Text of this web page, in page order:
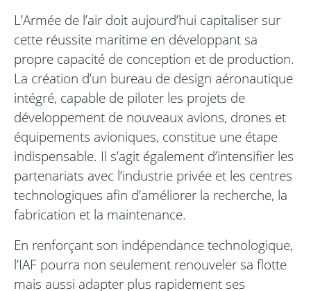
L’Armée de l’air doit aujourd’hui capitaliser sur
cette réussite maritime en développant sa
propre capacité de conception et de production.
La création d’un bureau de design aéronautique
intégré, capable de piloter les projets de
développement de nouveaux avions, drones et
équipements avioniques, constitue une étape
indispensable. Il s’agit également d’intensifier les
partenariats avec l’industrie privée et les centres
technologiques afin d’améliorer la recherche, la
fabrication et la maintenance.
En renforçant son indépendance technologique,
l’IAF pourra non seulement renouveler sa flotte
mais aussi adapter plus rapidement ses